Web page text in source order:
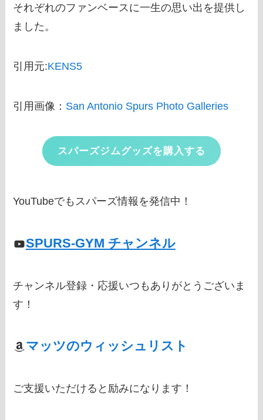
それぞれのファンベースに一生の思い出を提供し
ました。
引用元:KENS5
引用画像： San Antonio Spurs Photo Galleries
スパーズジムグッズを購入する
YouTubeでもスパーズ情報を発信中！
SPURS-GYM チャンネル
チャンネル登録・応援いつもありがとうございま
す！
マッツのウィッシュリスト
ご支援いただけると励みになります！